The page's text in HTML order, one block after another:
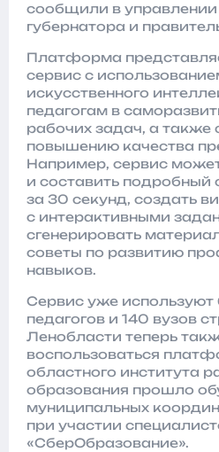
сообщили в
губернатора и
Платформа
сервис с
искусственного
педагогам в
рабочих задач, а также
повышению качества
Например, сервис
и составить подробный
за 30 секунд, создать
с интерактивными
сгенерировать
советы по развитию
навыков.
Сервис уже используют
педагогов и 140 вузов
Ленобласти теперь
воспользоваться
областного института
образования прошло
муниципальных
при участии
«СберОбразование».